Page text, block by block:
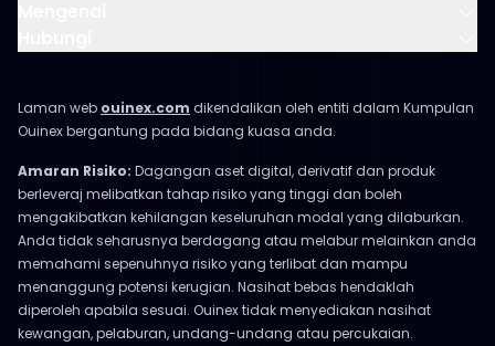
Laman web ouinex.com dikendalikan oleh entiti dalam Kumpulan
Ouinex bergantung pada bidang kuasa anda.
Amaran Risiko: Dagangan aset digital, derivatif dan produk
berleveraj melibatkan tahap risiko yang tinggi dan boleh
mengakibatkan kehilangan keseluruhan modal yang dilaburkan.
Anda tidak seharusnya berdagang atau melabur melainkan anda
memahami sepenuhnya risiko yang terlibat dan mampu
menanggung potensi kerugian. Nasihat bebas hendaklah
diperoleh apabila sesuai. Ouinex tidak menyediakan nasihat
kewangan, pelaburan, undang-undang atau percukaian.